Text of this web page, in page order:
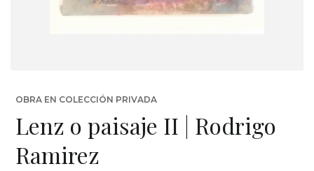
OBRA EN COLECCIÓN PRIVADA
Lenz o paisaje II | Rodrigo
Ramirez